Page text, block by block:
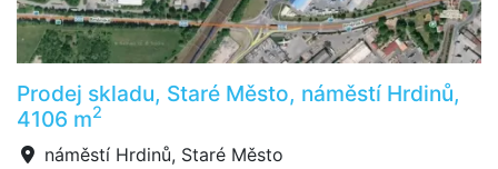
Prodej skladu, Staré Město, náměstí Hrdinů,
4106 m2
náměstí Hrdinů, Staré Město